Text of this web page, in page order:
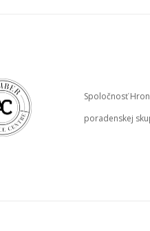
Spoločnosť
poradenskej